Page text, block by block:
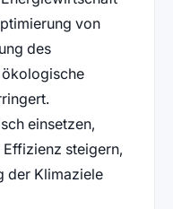
von
des
einsetzen,
steigern,
der Klimaziele